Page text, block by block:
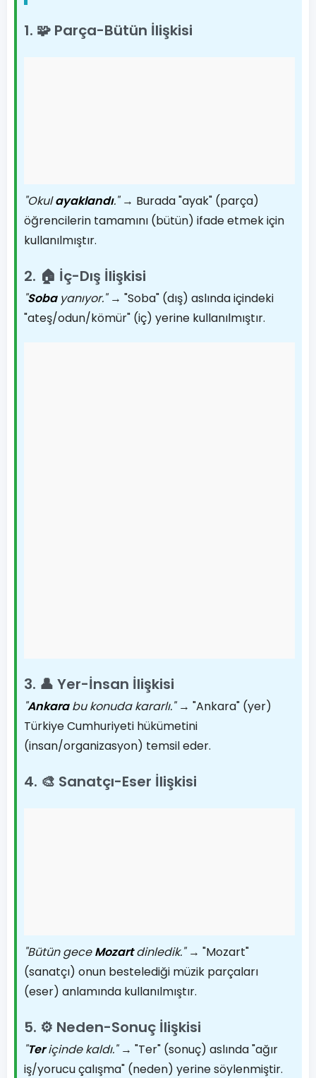
1. 🧩 Parça-Bütün İlişkisi
"Okulayaklandı."→ Burada "ayak" (parça)
öğrencilerin tamamını (bütün) ifade etmek için
kullanılmıştır.
2. 🏠 İç-Dış İlişkisi
"Sobayanıyor."→ "Soba" (dış) aslında içindeki
"ateş/odun/kömür" (iç) yerine kullanılmıştır.
3. 👤 Yer-İnsan İlişkisi
"Ankarabu konuda kararlı."→ "Ankara" (yer)
Türkiye Cumhuriyeti hükümetini
(insan/organizasyon) temsil eder.
4. 🎨 Sanatçı-Eser İlişkisi
"Bütün geceMozartdinledik."→ "Mozart"
(sanatçı) onun bestelediği müzik parçaları
(eser) anlamında kullanılmıştır.
5. ⚙️ Neden-Sonuç İlişkisi
"Teriçinde kaldı."→ "Ter" (sonuç) aslında "ağır
iş/yorucu çalışma" (neden) yerine söylenmiştir.